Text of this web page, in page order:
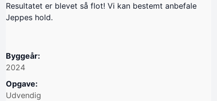
Resultatet er blevet så flot! Vi kan bestemt anbefale
Jeppes hold.
Byggeår:
2024
Opgave:
Udvendig